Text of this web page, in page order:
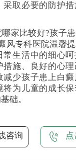
采取必要的防护
比较好?孩子患
风专科医院温馨
常生活中的细心
措施、良好的心
减少孩子患上白
将为儿童的成长
础。
咨询